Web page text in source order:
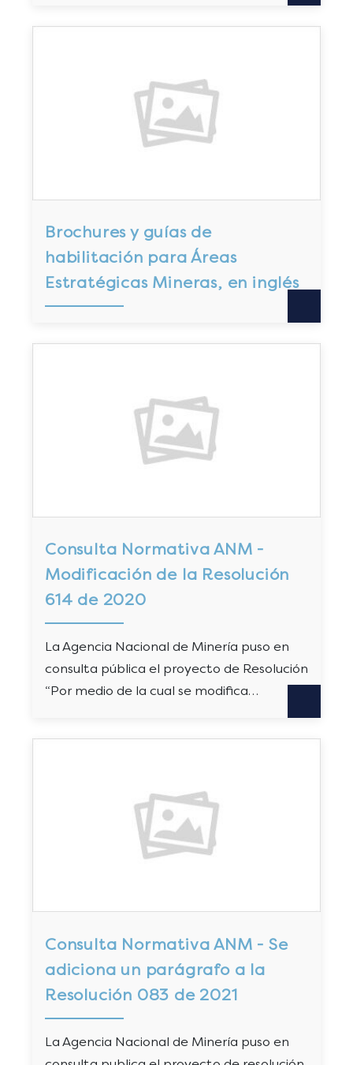
Brochures y guías de
habilitación para Áreas
Estratégicas Mineras, en inglés
Consulta Normativa ANM -
Modificación de la Resolución
614 de 2020
La Agencia Nacional de Minería puso en
consulta pública el proyecto de Resolución
“Por medio de la cual se modifica…
Consulta Normativa ANM - Se
adiciona un parágrafo a la
Resolución 083 de 2021
La Agencia Nacional de Minería puso en